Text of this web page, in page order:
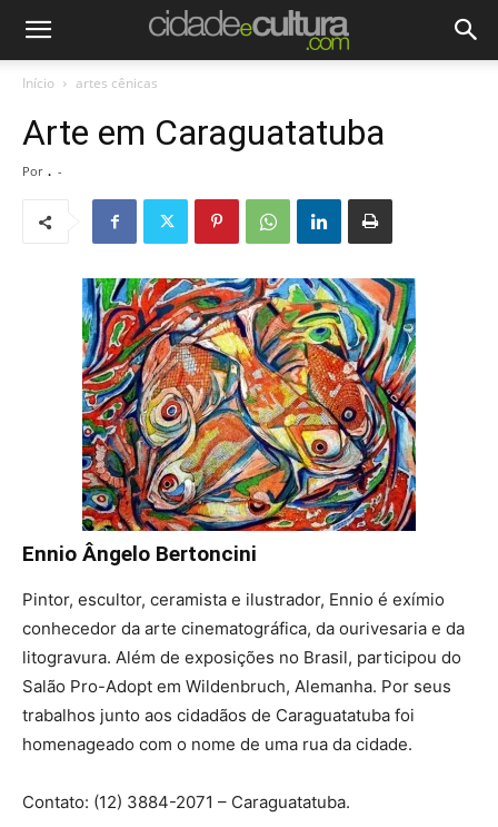
Início artes cênicas
Arte em Caraguatatuba
Por . -
Ennio Ângelo Bertoncini
Pintor, escultor, ceramista e ilustrador, Ennio é exímio
conhecedor da arte cinematográfica, da ourivesaria e da
litogravura. Além de exposições no Brasil, participou do
Salão Pro-Adopt em Wildenbruch, Alemanha. Por seus
trabalhos junto aos cidadãos de Caraguatatuba foi
homenageado com o nome de uma rua da cidade.
Contato: (12) 3884-2071 – Caraguatatuba.